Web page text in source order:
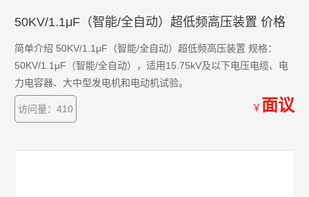
50KV/1.1μF（智能/全自动）超低频高压装置 价格
简单介绍 50KV/1.1μF（智能/全自动）超低频高压装置 规格：
50KV/1.1μF（智能/全自动），适用15.75kV及以下电压电缆、电
力电容器、大中型发电机和电动机试验。
访问量：410 ￥ 面议